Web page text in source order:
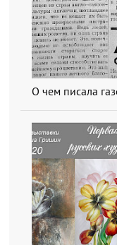
О чем писала